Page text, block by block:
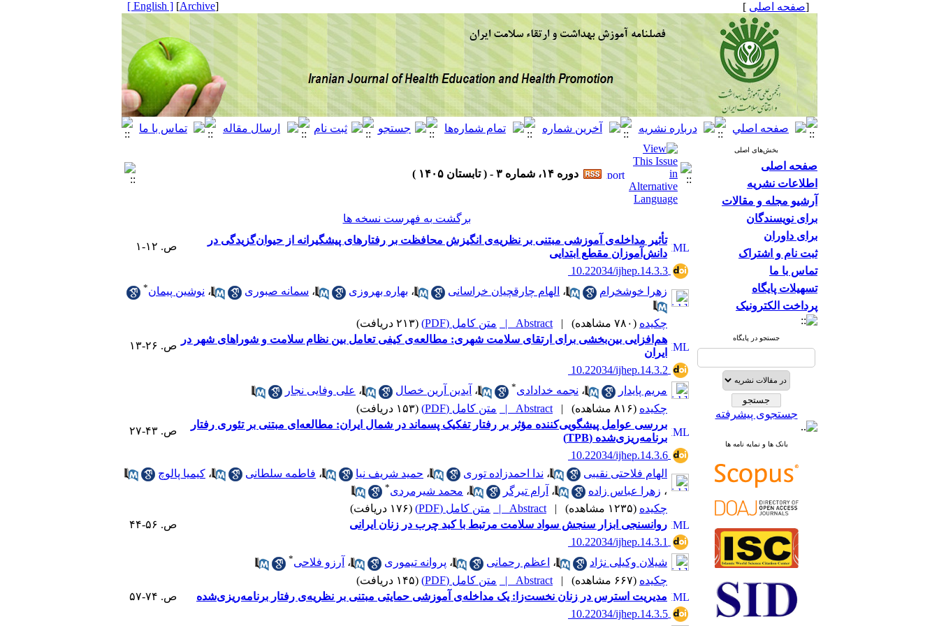
[صفحه اصلی ]
[
Archive
]
[ English ]
بخش‌های اصلی
صفحه اصلی
اطلاعات نشریه
آرشیو مجله و مقالات
برای نویسندگان
برای داوران
ثبت نام و اشتراک
تماس با ما
تسهیلات پایگاه
پرداخت الکترونیک
جستجو در پایگاه
جستجوی پیشرفته
بانک ها و نمایه نامه ها
دوره ۱۴، شماره ۳ - ( تابستان ۱۴۰۵ )
برگشت به فهرست نسخه ها
تأثیر مداخله‌ی آموزشی مبتنی بر نظریه‌ی انگیزش محافظت بر رفتارهای پیشگیرانه از حیوان‌گزیدگی در
دانش‌آموزان مقطع ابتدایی
ص. ۱۲-۱
‎ 10.22034/ijhep.14.3.3
زهرا خوشخرام
، الهام چارقچیان خراسانی ، بهاره بهروزی ، سمانه صبوری ، نوشین پیمان*
چکیده (۷۸۰ مشاهده) |
Abstract | متن کامل (PDF)
(۲۱۳ دریافت)
هم‌افزایی بین‌بخشی برای ارتقای سلامت شهری: مطالعه‌ی کیفی تعامل بین نظام سلامت و شورا‌های شهر در
ایران
ص. ۲۶-۱۳
‎ 10.22034/ijhep.14.3.2
مریم پایدار
، نجمه خدادادی* ، آیدین آرین خصال ، علی وفایی نجار
چکیده (۸۱۶ مشاهده) |
Abstract | متن کامل (PDF)
(۱۵۳ دریافت)
بررسی عوامل پیشگویی‌کننده مؤثر بر رفتار تفکیک پسماند در شمال ایران: مطالعه‌ای مبتنی بر تئوری رفتار
برنامه‌ریزی‌شده (TPB)
ص. ۴۳-۲۷
‎ 10.22034/ijhep.14.3.6
الهام فلاحتی نقیبی
، ندا احمدزاده توری ، حمید شریف نیا ، فاطمه سلطانی ، کیمیا پالوچ
، زهرا عباس زاده ، آرام تیرگر ، محمد شیرمردی*
چکیده (۱۲۳۵ مشاهده) |
Abstract | متن کامل (PDF)
(۱۷۶ دریافت)
روانسنجی ابزار سنجش سواد سلامت مرتبط با کبد چرب در زنان ایرانی
ص. ۵۶-۴۴
‎ 10.22034/ijhep.14.3.1
شیلان وکیلی نژاد
، اعظم رحمانی ، پروانه تیموری ، آرزو فلاحی*
چکیده (۶۶۷ مشاهده) |
Abstract | متن کامل (PDF)
(۱۴۵ دریافت)
مدیریت استرس در زنان نخست‌زا: یک مداخله‌ی آموزشی حمایتی مبتنی بر نظریه‌ی رفتار برنامه‌ریزی‌شده
ص. ۷۴-۵۷
‎ 10.22034/ijhep.14.3.5